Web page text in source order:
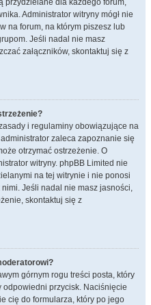
przydzielane dla każdego forum,
Administrator witryny mógł nie
na forum, na którym piszesz lub
Jeśli nadal nie masz
załączników, skontaktuj się z
i regulaminy obowiązujące na
zaleca zapoznanie się
otrzymać ostrzeżenie. O
witryny. phpBB Limited nie
na tej witrynie i nie ponosi
Jeśli nadal nie masz jasności,
skontaktuj się z
górnym rogu treści posta, który
odpowiedni przycisk. Naciśnięcie
cię do formularza, który po jego